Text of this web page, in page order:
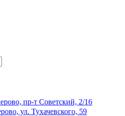
пр-т Советский, 2/16
ул. Тухачевского, 59